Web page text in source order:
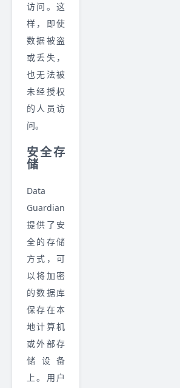
访问。这
样，即使
数据被盗
或丢失，
也无法被
未经授权
的人员访
问。
安全存
储
Data
Guardian
提供了安
全的存储
方式，可
以将加密
的数据库
保存在本
地计算机
或外部存
储设备
上。用户